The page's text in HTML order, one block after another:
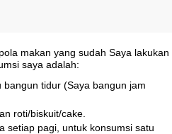
makan yang sudah Saya lakukan
saya adalah:
tidur (Saya bangun jam
roti/biskuit/cake.
setiap pagi, untuk konsumsi satu